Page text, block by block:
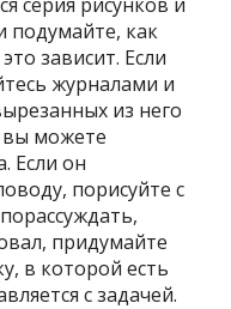
подумайте, как
зависит. Если
журналами и
из него
вы можете
Если он
порисуйте с
придумайте
в которой есть
с задачей.